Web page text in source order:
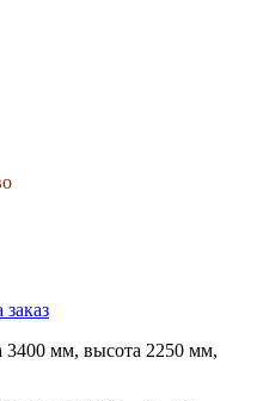
заказ
мм, высота 2250 мм,